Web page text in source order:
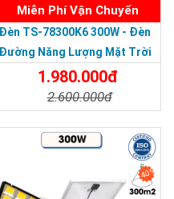
Việt Nam 2023
Miễn Phí Vận Chuyển
Đèn TS-78300K6 300W - Đèn
Đường Năng Lượng Mặt Trời
300W TS-78300K6 - Solar
Light 300W
1.980.000đ
2.600.000đ
40%